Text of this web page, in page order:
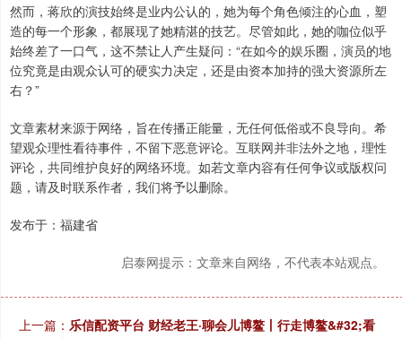
然而，蒋欣的演技始终是业内公认的，她为每个角色倾注的心血，塑
造的每一个形象，都展现了她精湛的技艺。尽管如此，她的咖位似乎
始终差了一口气，这不禁让人产生疑问：“在如今的娱乐圈，演员的地
位究竟是由观众认可的硬实力决定，还是由资本加持的强大资源所左
右？”
文章素材来源于网络，旨在传播正能量，无任何低俗或不良导向。希
望观众理性看待事件，不留下恶意评论。互联网并非法外之地，理性
评论，共同维护良好的网络环境。如若文章内容有任何争议或版权问
题，请及时联系作者，我们将予以删除。
发布于：福建省
启泰网提示：文章来自网络，不代表本站观点。
上一篇： 乐信配资平台 财经老王·聊会儿博鳌丨行走博鳌&#32;看